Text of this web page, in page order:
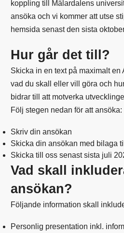
koppling till Mälardalens
ansöka och vi kommer att utse
hemsida senast den sista
Hur går det till?
Skicka in en text på maximalt en
vad du skall eller vill göra och
bidrar till att motverka
Följ stegen nedan för att ansöka:
Skriv din ansökan
Skicka din ansökan med bilaga
Skicka till oss senast sista juli
Vad skall
ansökan?
Följande information skall
Personlig presentation inkl.